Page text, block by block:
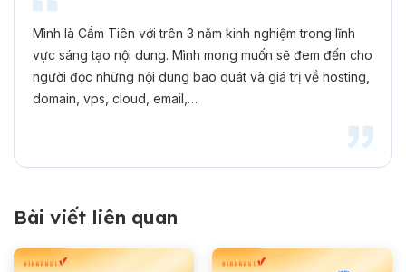
Mình là Cẩm Tiên với trên 3 năm kinh nghiệm trong lĩnh
vực sáng tạo nội dung. Mình mong muốn sẽ đem đến cho
người đọc những nội dung bao quát và giá trị về hosting,
domain, vps, cloud, email,…
Bài viết liên quan